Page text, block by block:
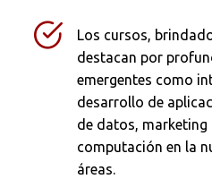
Los cursos,
destacan por
emergentes como
desarrollo de
de datos,
computación en la
áreas.